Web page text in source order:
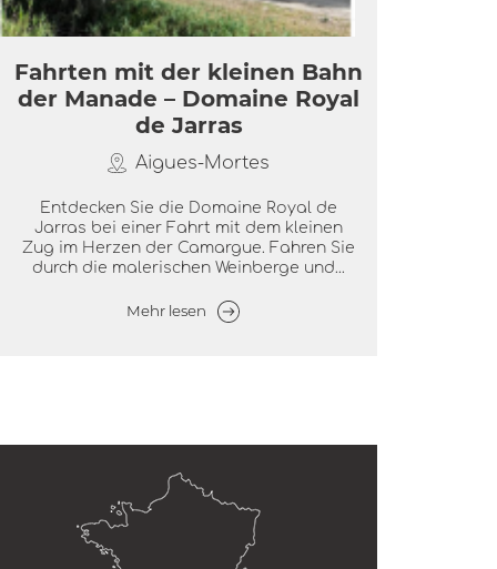
Fahrten mit der kleinen Bahn
der Manade – Domaine Royal
de Jarras
Aigues-Mortes
Entdecken Sie die Domaine Royal de
Jarras bei einer Fahrt mit dem kleinen
Zug im Herzen der Camargue. Fahren Sie
durch die malerischen Weinberge und...
Mehr lesen